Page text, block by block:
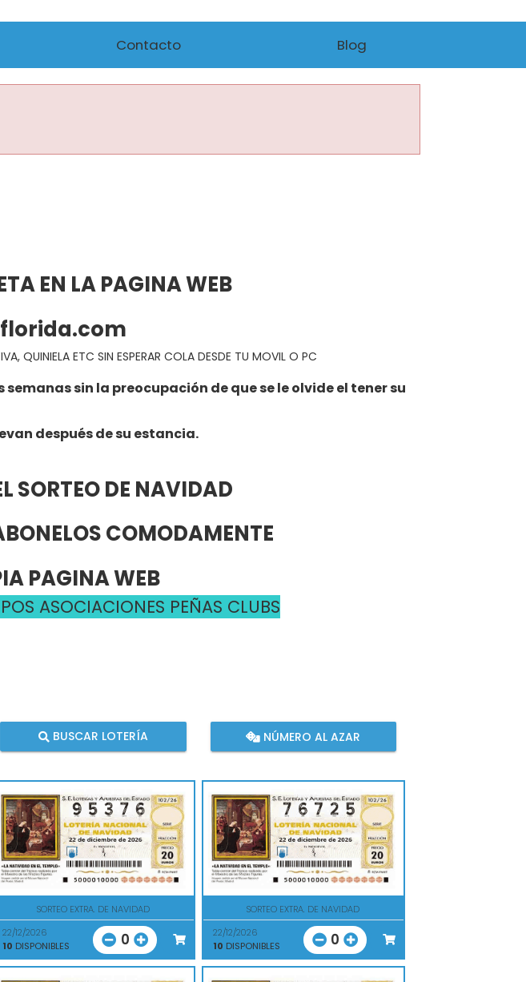
Contacto Blog
EN LA PAGINA WEB
QUINIELA ETC SIN ESPERAR COLA DESDE TU MOVIL O PC
sin la preocupación de que se le olvide el tener su
después de su estancia.
SORTEO DE NAVIDAD
COMODAMENTE
PAGINA WEB
ASOCIACIONES PEÑAS CLUBS
BUSCAR LOTERÍA NÚMERO AL AZAR
SORTEO EXTRA. DE NAVIDAD
22/12/2026
10 DISPONIBLES 0
SORTEO EXTRA. DE NAVIDAD
22/12/2026
10 DISPONIBLES 0